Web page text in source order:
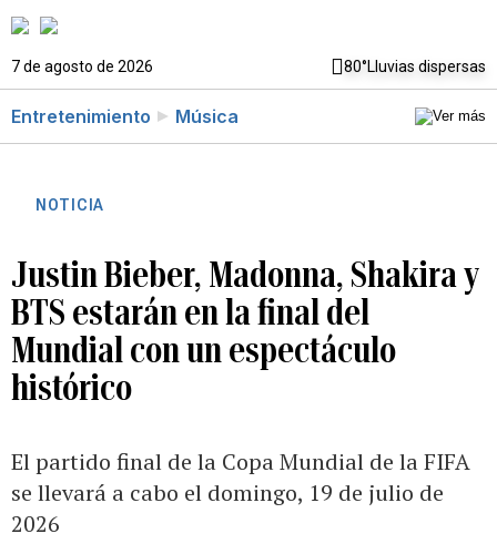
7 de agosto de 2026 80°Lluvias dispersas
Entretenimiento Música
NOTICIA
Justin Bieber, Madonna, Shakira y
BTS estarán en la final del
Mundial con un espectáculo
histórico
El partido final de la Copa Mundial de la FIFA
se llevará a cabo el domingo, 19 de julio de
2026